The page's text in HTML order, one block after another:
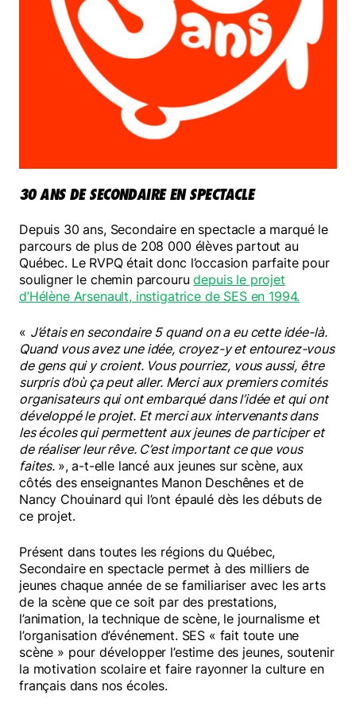
30 ANS DE SECONDAIRE EN SPECTACLE
Depuis 30 ans, Secondaire en spectacle a marqué le
parcours de plus de 208 000 élèves partout au
Québec. Le RVPQ était donc l’occasion parfaite pour
souligner le chemin parcourudepuis le projet
d’Hélène Arsenault, instigatrice de SES en 1994.
« J’étais en secondaire 5 quand on a eu cette idée-là.
Quand vous avez une idée, croyez-y et entourez-vous
de gens qui y croient. Vous pourriez, vous aussi, être
surpris d’où ça peut aller. Merci aux premiers comités
organisateurs qui ont embarqué dans l’idée et qui ont
développé le projet. Et merci aux intervenants dans
les écoles qui permettent aux jeunes de participer et
de réaliser leur rêve. C’est important ce que vous
faites. », a-t-elle lancé aux jeunes sur scène, aux
côtés des enseignantes Manon Deschênes et de
Nancy Chouinard qui l’ont épaulé dès les débuts de
ce projet.
Présent dans toutes les régions du Québec,
Secondaire en spectacle permet à des milliers de
jeunes chaque année de se familiariser avec les arts
de la scène que ce soit par des prestations,
l’animation, la technique de scène, le journalisme et
l’organisation d’événement. SES « fait toute une
scène » pour développer l’estime des jeunes, soutenir
la motivation scolaire et faire rayonner la culture en
français dans nos écoles.